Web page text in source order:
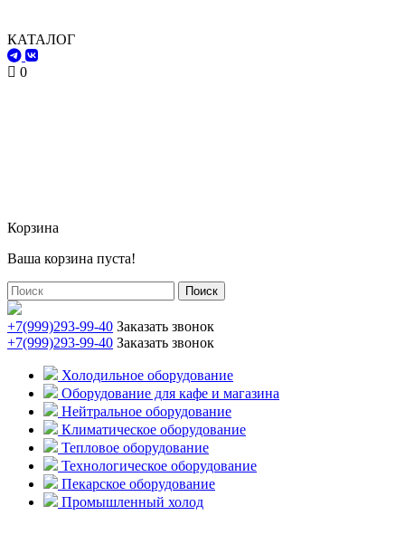
КАТАЛОГ
0
Корзина
Ваша корзина пуста!
Поиск
+7(999)293-99-40 Заказать звонок
+7(999)293-99-40 Заказать звонок
Холодильное оборудование
Оборудование для кафе и магазина
Нейтральное оборудование
Климатическое оборудование
Тепловое оборудование
Технологическое оборудование
Пекарское оборудование
Промышленный холод